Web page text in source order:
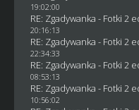
19:02:00
RE: Zgadywanka - Fotki 2
20:16:13
RE: Zgadywanka - Fotki 2
22:34:33
RE: Zgadywanka - Fotki 2
08:53:13
RE: Zgadywanka - Fotki 2
10:56:02